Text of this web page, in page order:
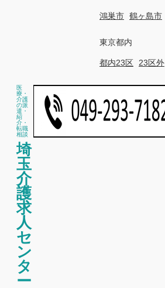
鴻巣市 鶴ヶ島市
東京都内
都内23区 23区外
医
療・
介護
の派
遣・
紹
介・
転職
相談
埼
玉
介
護
求
人
セ
ン
タ
ー